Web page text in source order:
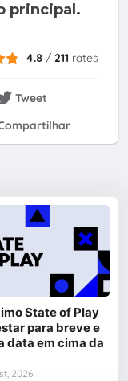
principal.
4.8 /211 rates
Tweet
State of Play
para breve e
data em cima da
2026